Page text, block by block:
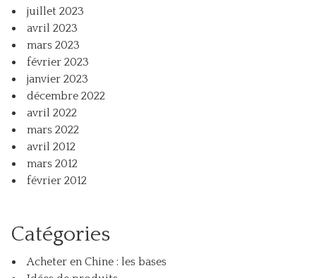
juillet 2023
avril 2023
mars 2023
février 2023
janvier 2023
décembre 2022
avril 2022
mars 2022
avril 2012
mars 2012
février 2012
Catégories
Acheter en Chine : les bases